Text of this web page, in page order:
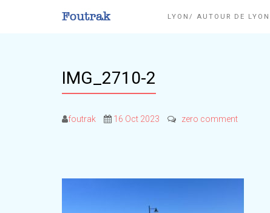
LYON/ AUTOUR DE LYON
IMG_2710-2
foutrak 16 Oct 2023 zero comment